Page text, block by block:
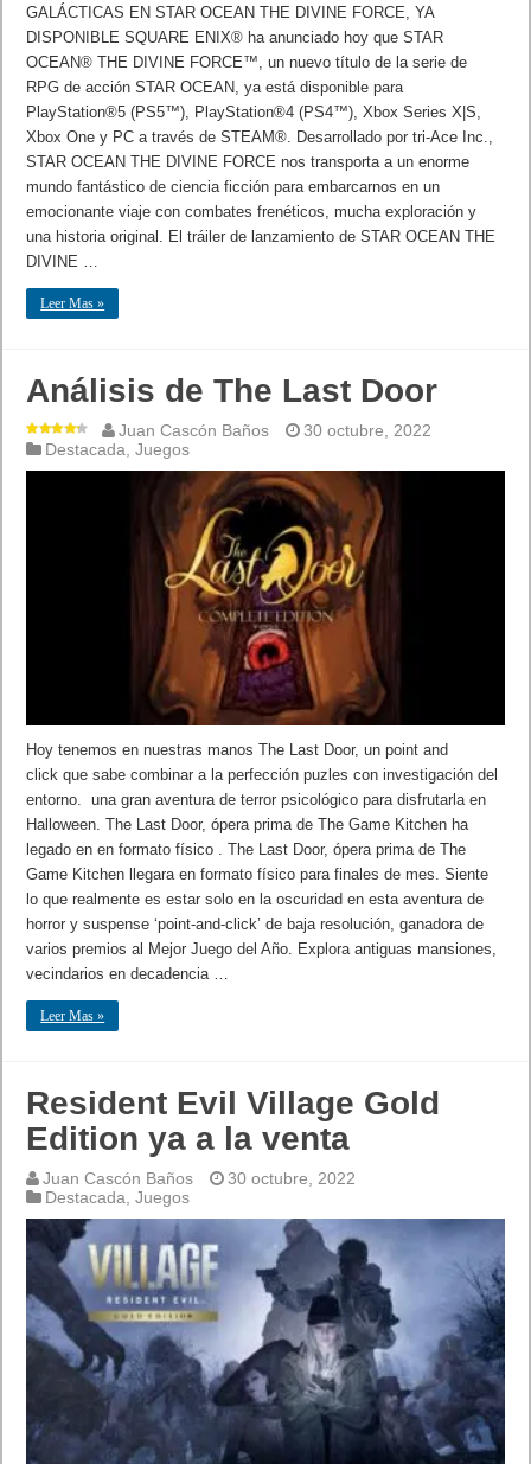
GALÁCTICAS EN STAR OCEAN THE DIVINE FORCE, YA
DISPONIBLE SQUARE ENIX® ha anunciado hoy que STAR
OCEAN® THE DIVINE FORCE™, un nuevo título de la serie de
RPG de acción STAR OCEAN, ya está disponible para
PlayStation®5 (PS5™), PlayStation®4 (PS4™), Xbox Series X|S,
Xbox One y PC a través de STEAM®. Desarrollado por tri-Ace Inc.,
STAR OCEAN THE DIVINE FORCE nos transporta a un enorme
mundo fantástico de ciencia ficción para embarcarnos en un
emocionante viaje con combates frenéticos, mucha exploración y
una historia original. El tráiler de lanzamiento de STAR OCEAN THE
DIVINE …
Leer Mas »
Análisis de The Last Door
Juan Cascón Baños
30 octubre, 2022
Destacada ,Juegos
Hoy tenemos en nuestras manos The Last Door, un point and
click que sabe combinar a la perfección puzles con investigación del
entorno. una gran aventura de terror psicológico para disfrutarla en
Halloween. The Last Door, ópera prima de The Game Kitchen ha
legado en en formato físico . The Last Door, ópera prima de The
Game Kitchen llegara en formato físico para finales de mes. Siente
lo que realmente es estar solo en la oscuridad en esta aventura de
horror y suspense ‘point-and-click’ de baja resolución, ganadora de
varios premios al Mejor Juego del Año. Explora antiguas mansiones,
vecindarios en decadencia …
Leer Mas »
Resident Evil Village Gold
Edition ya a la venta
Juan Cascón Baños
30 octubre, 2022
Destacada ,Juegos